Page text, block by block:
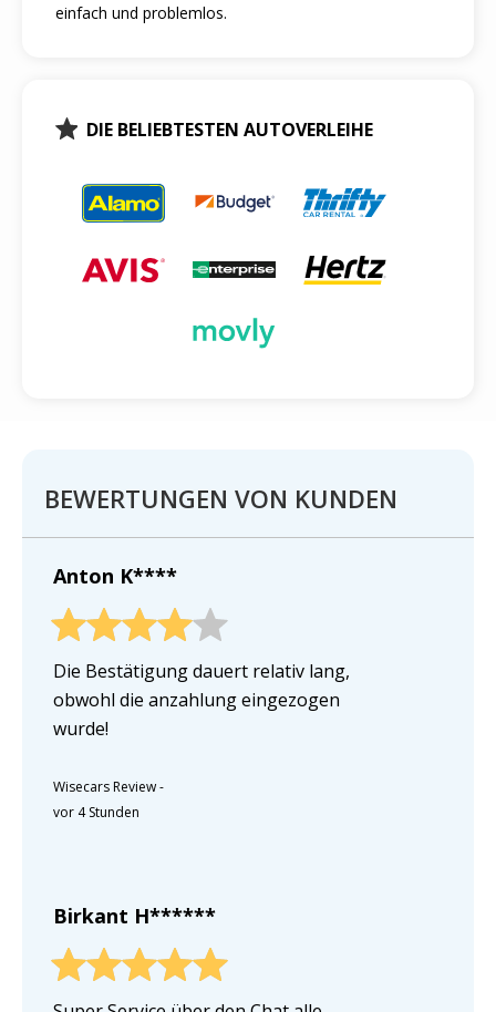
einfach und problemlos.
DIE BELIEBTESTEN AUTOVERLEIHE
BEWERTUNGEN VON KUNDEN
Anton K****
Die Bestätigung dauert relativ lang,
obwohl die anzahlung eingezogen
wurde!
Wisecars Review-
vor 4 Stunden
Birkant H******